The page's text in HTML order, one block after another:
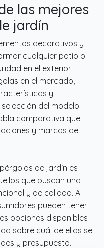
las mejores
jardín
decorativos y
cualquier patio o
en el exterior.
en el mercado,
y
del modelo
comparativa que
y marcas de
de jardín es
que buscan una
y de calidad. Al
pueden tener
opciones disponibles
sobre cuál de ellas se
y presupuesto.